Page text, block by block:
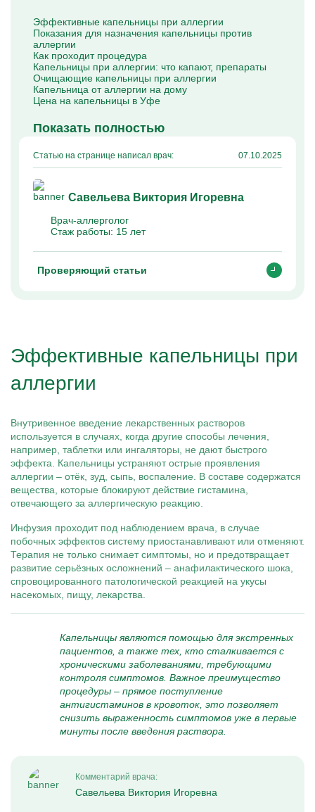
Цераксон капельница
Капельница Церебролизин
Капельница Мильгамма
Капельница Цефтриаксон
Капельница Ципрофлоксацин
Капельница Рингер
Эффективные капельницы при аллергии
Показания для назначения капельницы против
аллергии
Как проходит процедура
Капельницы при аллергии: что капают, препараты
Очищающие капельницы при аллергии
Капельница от аллергии на дому
Цена на капельницы в Уфе
Показать полностью
Статью на странице написал врач: 07.10.2025
Савельева Виктория Игоревна
Врач-аллерголог
Стаж работы: 15 лет
Проверяющий статьи
Эффективные капельницы при
аллергии
Внутривенное введение лекарственных растворов
используется в случаях, когда другие способы лечения,
например, таблетки или ингаляторы, не дают быстрого
эффекта. Капельницы устраняют острые проявления
аллергии – отёк, зуд, сыпь, воспаление. В составе содержатся
вещества, которые блокируют действие гистамина,
отвечающего за аллергическую реакцию.
Инфузия проходит под наблюдением врача, в случае
побочных эффектов систему приостанавливают или отменяют.
Терапия не только снимает симптомы, но и предотвращает
развитие серьёзных осложнений – анафилактического шока,
спровоцированного патологической реакцией на укусы
насекомых, пищу, лекарства.
Капельницы являются помощью для экстренных
пациентов, а также тех, кто сталкивается с
хроническими заболеваниями, требующими
контроля симптомов. Важное преимущество
процедуры – прямое поступление
антигистаминов в кровоток, это позволяет
снизить выраженность симптомов уже в первые
минуты после введения раствора.
Комментарий врача:
Савельева Виктория Игоревна